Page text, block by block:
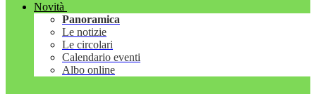
Novità
Panoramica
Le notizie
Le circolari
Calendario eventi
Albo online